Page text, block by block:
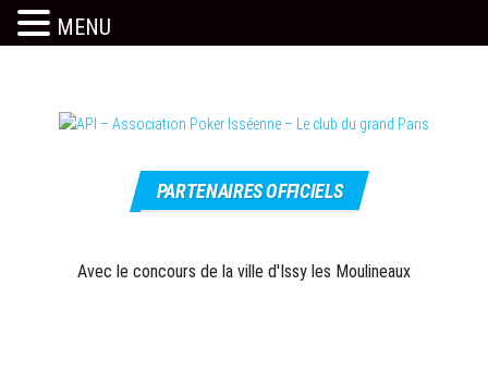
API –
Association
Isséenne –
officiel
PARTENAIRES OFFICIELS
Avec le concours de la ville d'Issy les Moulineaux
MENU